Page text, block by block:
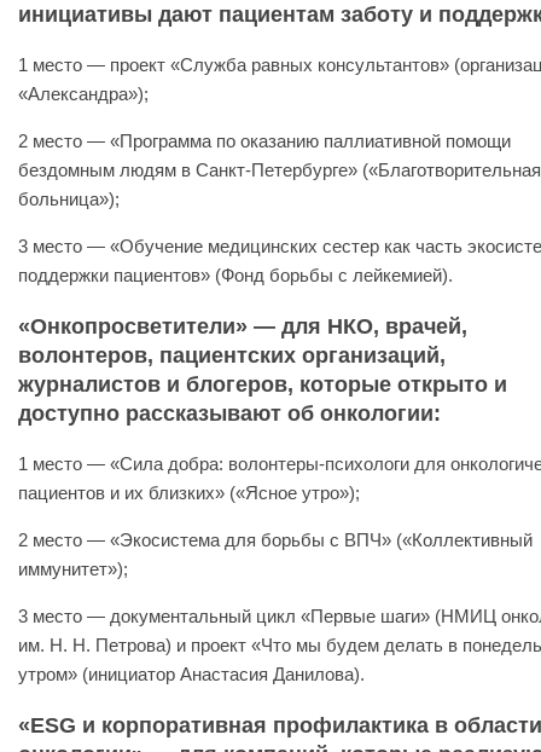
инициативы дают пациентам заботу и
1 место — проект «Служба равных консультантов»
«Александра»);
2 место — «Программа по оказанию паллиативной помощи
бездомным людям в Санкт-Петербурге» («Благотворительная
больница»);
3 место — «Обучение медицинских сестер как часть
поддержки пациентов» (Фонд борьбы с лейкемией).
«Онкопросветители» — для НКО, врачей,
волонтеров, пациентских организаций,
журналистов и блогеров, которые открыто и
доступно рассказывают об онкологии:
1 место — «Сила добра: волонтеры-психологи для
пациентов и их близких» («Ясное утро»);
2 место — «Экосистема для борьбы с ВПЧ» («Коллективный
иммунитет»);
3 место — документальный цикл «Первые шаги» (НМИЦ
им. Н. Н. Петрова) и проект «Что мы будем делать в
утром» (инициатор Анастасия Данилова).
«ESG и корпоративная профилактика в области